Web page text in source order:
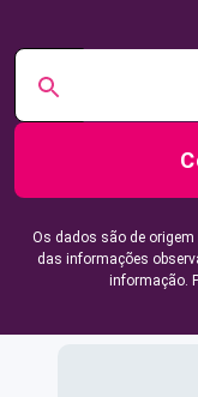
Os dados são de
das informações
informação.